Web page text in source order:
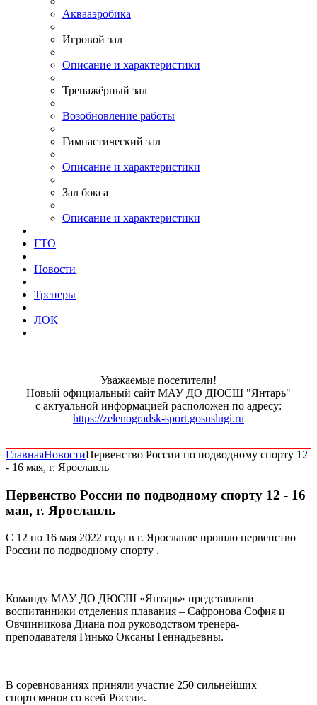
Аквааэробика
Игровой зал
Описание и характеристики
Тренажёрный зал
Возобновление работы
Гимнастический зал
Описание и характеристики
Зал бокса
Описание и характеристики
ГТО
Новости
Тренеры
ЛОК
Уважаемые посетители!
Новый официальный сайт МАУ ДО ДЮСШ "Янтарь"
с актуальной информацией расположен по адресу:
https://zelenogradsk-sport.gosuslugi.ru
ГлавнаяНовостиПервенство России по подводному спорту 12
- 16 мая, г. Ярославль
Первенство России по подводному спорту 12 - 16
мая, г. Ярославль
С 12 по 16 мая 2022 года в г. Ярославле прошло первенство
России по подводному спорту .
Команду МАУ ДО ДЮСШ «Янтарь» представляли
воспитанники отделения плавания – Сафронова София и
Овчинникова Диана под руководством тренера-
преподавателя Гинько Оксаны Геннадьевны.
В соревнованиях приняли участие 250 сильнейших
спортсменов со всей России.